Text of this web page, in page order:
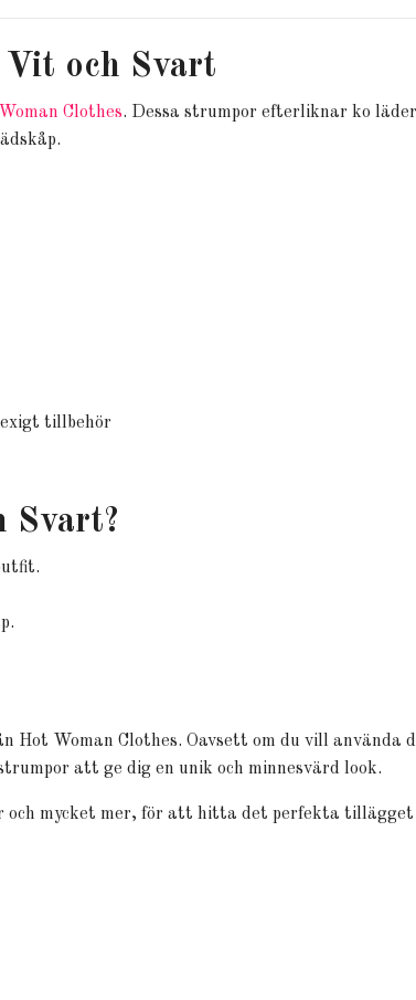
och Svart
Clothes. Dessa strumpor efterliknar ko
tillbehör
Svart?
Woman Clothes. Oavsett om du vill använda
att ge dig en unik och minnesvärd look.
mycket mer, för att hitta det perfekta